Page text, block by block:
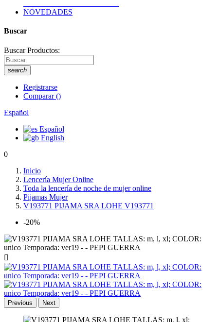
NOVEDADES
Buscar
Buscar Productos:
search
Registrarse
Comparar()
Español
Español
English
0
Inicio
Lencería Mujer Online
Toda la lencería de noche de mujer online
Pijamas Mujer
V193771 PIJAMA SRA LOHE V193771
-20%

Previous Next